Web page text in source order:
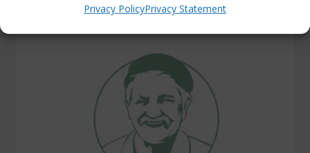
Privacy PolicyPrivacy Statement